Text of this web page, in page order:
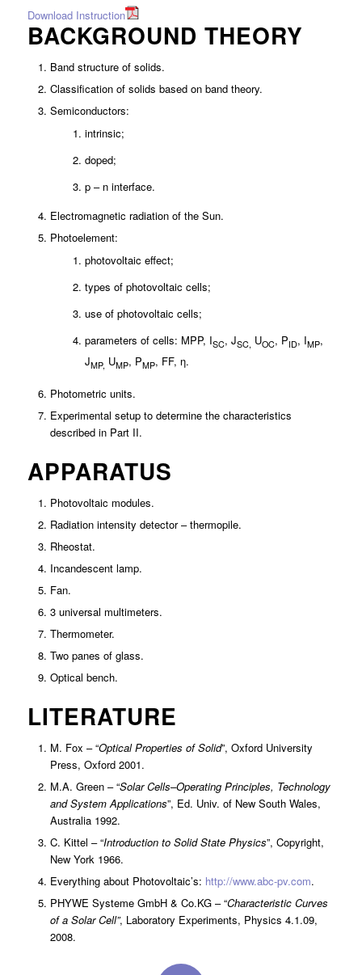
Download Instruction
BACKGROUND THEORY
Band structure of solids.
Classification of solids based on band theory.
Semiconductors:
intrinsic;
doped;
p – n interface.
Electromagnetic radiation of the Sun.
Photoelement:
photovoltaic effect;
types of photovoltaic cells;
use of photovoltaic cells;
parameters of cells: MPP, ISC, JSC, UOC, PID, IMP,
JMP, UMP, PMP, FF, η.
Photometric units.
Experimental setup to determine the characteristics
described in Part II.
APPARATUS
Photovoltaic modules.
Radiation intensity detector – thermopile.
Rheostat.
Incandescent lamp.
Fan.
3 universal multimeters.
Thermometer.
Two panes of glass.
Optical bench.
LITERATURE
M. Fox – “Optical Properties of Solid”, Oxford University
Press, Oxford 2001.
M.A. Green – “Solar Cells–Operating Principles, Technology
and System Applications”, Ed. Univ. of New South Wales,
Australia 1992.
C. Kittel – “Introduction to Solid State Physics”, Copyright,
New York 1966.
Everything about Photovoltaic’s: http://www.abc-pv.com.
PHYWE Systeme GmbH & Co.KG – “Characteristic Curves
of a Solar Cell”, Laboratory Experiments, Physics 4.1.09,
2008.